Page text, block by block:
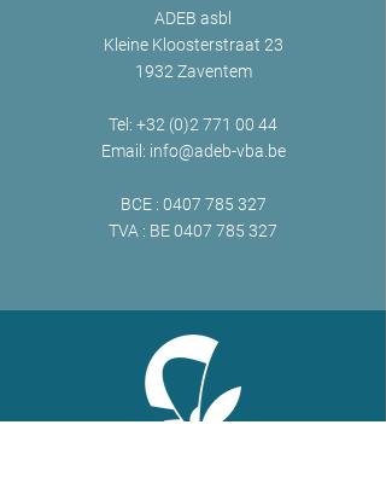
ADEB asbl
Kleine Kloosterstraat 23
1932 Zaventem
Tel: +32 (0)2 771 00 44
Email: info@adeb-vba.be
BCE : 0407 785 327
TVA : BE0407 785 327